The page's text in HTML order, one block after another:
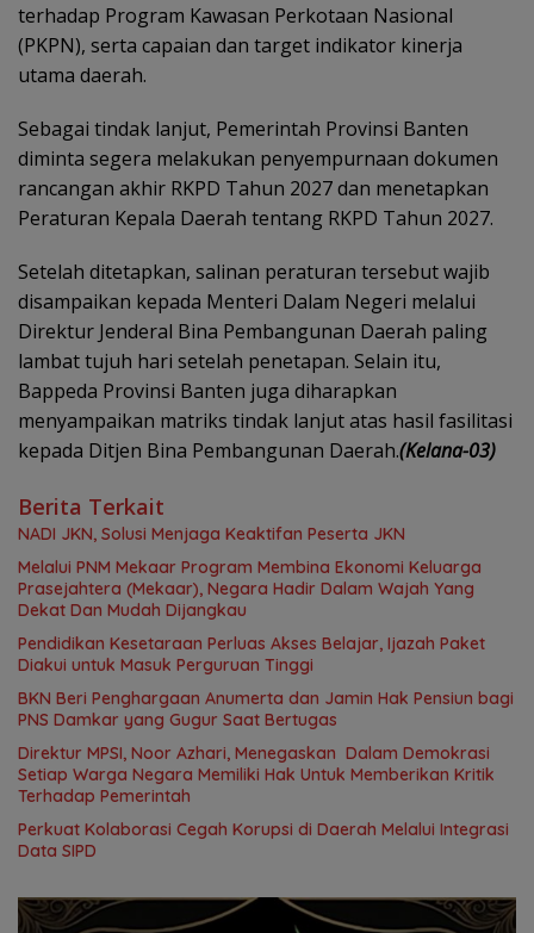
terhadap Program Kawasan Perkotaan Nasional
(PKPN), serta capaian dan target indikator kinerja
utama daerah.
Sebagai tindak lanjut, Pemerintah Provinsi Banten
diminta segera melakukan penyempurnaan dokumen
rancangan akhir RKPD Tahun 2027 dan menetapkan
Peraturan Kepala Daerah tentang RKPD Tahun 2027.
Setelah ditetapkan, salinan peraturan tersebut wajib
disampaikan kepada Menteri Dalam Negeri melalui
Direktur Jenderal Bina Pembangunan Daerah paling
lambat tujuh hari setelah penetapan. Selain itu,
Bappeda Provinsi Banten juga diharapkan
menyampaikan matriks tindak lanjut atas hasil fasilitasi
kepada Ditjen Bina Pembangunan Daerah.(Kelana-03)
Berita Terkait
NADI JKN, Solusi Menjaga Keaktifan Peserta JKN
Melalui PNM Mekaar Program Membina Ekonomi Keluarga
Prasejahtera (Mekaar), Negara Hadir Dalam Wajah Yang
Dekat Dan Mudah Dijangkau
Pendidikan Kesetaraan Perluas Akses Belajar, Ijazah Paket
Diakui untuk Masuk Perguruan Tinggi
BKN Beri Penghargaan Anumerta dan Jamin Hak Pensiun bagi
PNS Damkar yang Gugur Saat Bertugas
Direktur MPSI, Noor Azhari, Menegaskan Dalam Demokrasi
Setiap Warga Negara Memiliki Hak Untuk Memberikan Kritik
Terhadap Pemerintah
Perkuat Kolaborasi Cegah Korupsi di Daerah Melalui Integrasi
Data SIPD